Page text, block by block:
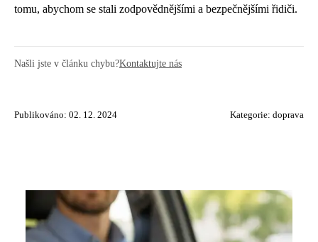
tomu, abychom se stali zodpovědnějšími a bezpečnějšími řidiči.
Našli jste v článku chybu?Kontaktujte nás
Publikováno: 02. 12. 2024 Kategorie: doprava